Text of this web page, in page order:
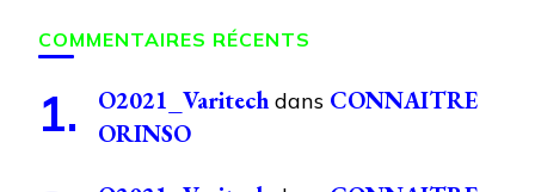
COMMENTAIRES RÉCENTS
O2021_Varitech dans CONNAITRE
ORINSO